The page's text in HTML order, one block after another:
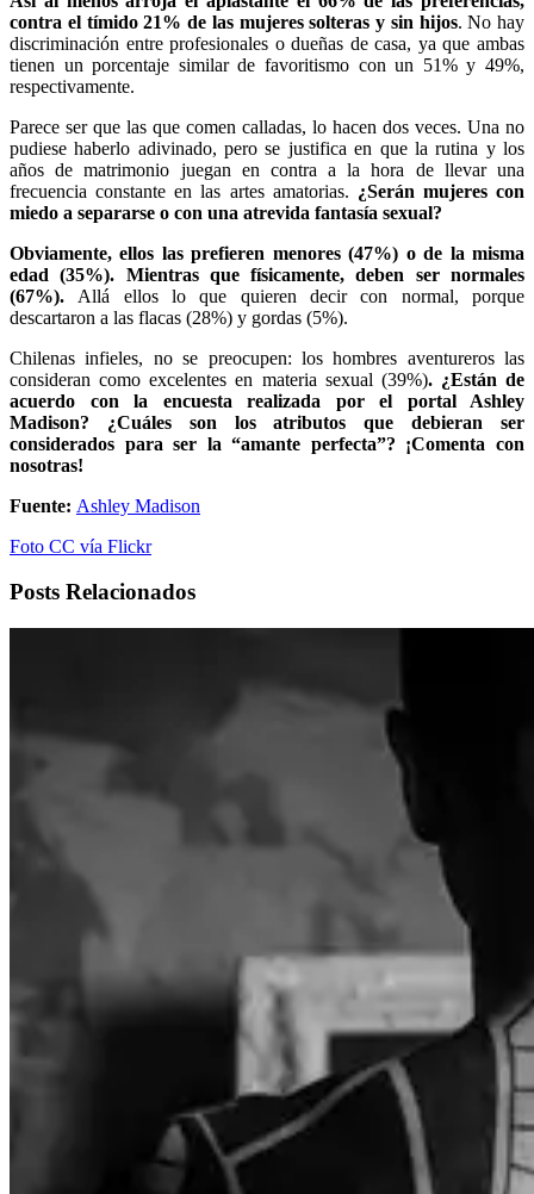
contra el tímido 21% de las mujeres solteras y sin hijos. No hay
discriminación entre profesionales o dueñas de casa, ya que ambas
tienen un porcentaje similar de favoritismo con un 51% y 49%,
respectivamente.
Parece ser que las que comen calladas, lo hacen dos veces. Una no
pudiese haberlo adivinado, pero se justifica en que la rutina y los
años de matrimonio juegan en contra a la hora de llevar una
frecuencia constante en las artes amatorias. ¿Serán mujeres con
miedo a separarse o con una atrevida fantasía sexual?
Obviamente, ellos las prefieren menores (47%) o de la misma
edad (35%). Mientras que físicamente, deben ser normales
(67%). Allá ellos lo que quieren decir con normal, porque
descartaron a las flacas (28%) y gordas (5%).
Chilenas infieles, no se preocupen: los hombres aventureros las
consideran como excelentes en materia sexual (39%). ¿Están de
acuerdo con la encuesta realizada por el portal Ashley
Madison? ¿Cuáles son los atributos que debieran ser
considerados para ser la “amante perfecta”? ¡Comenta con
nosotras!
Fuente: Ashley Madison
Foto CC vía Flickr
Posts Relacionados